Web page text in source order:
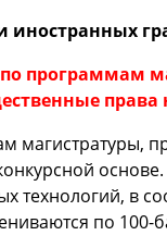
программам
права
магистратуры,
технологий, в
по 100-